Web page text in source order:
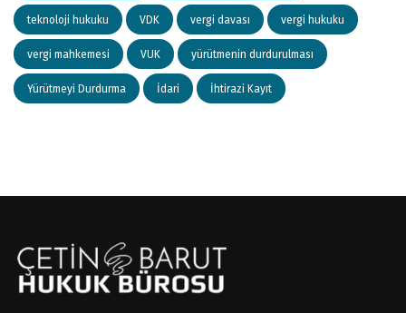
teknoloji hukuku VDK vergi davası vergi hukuku
vergi mahkemesi VUK yürütmenin durdurulması
Yürütmeyi Durdurma İdari İhtirazi Kayıt